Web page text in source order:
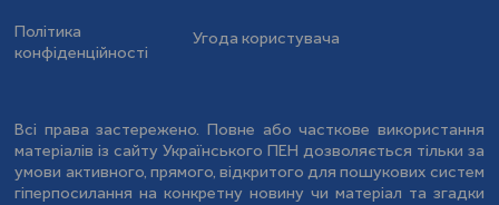
Політика
конфіденційності
Угода користувача
Всі права застережено. Повне або часткове використання
матеріалів із сайту Українського ПЕН дозволяється тільки за
умови активного, прямого, відкритого для пошукових систем
гіперпосилання на конкретну новину чи матеріал та згадки